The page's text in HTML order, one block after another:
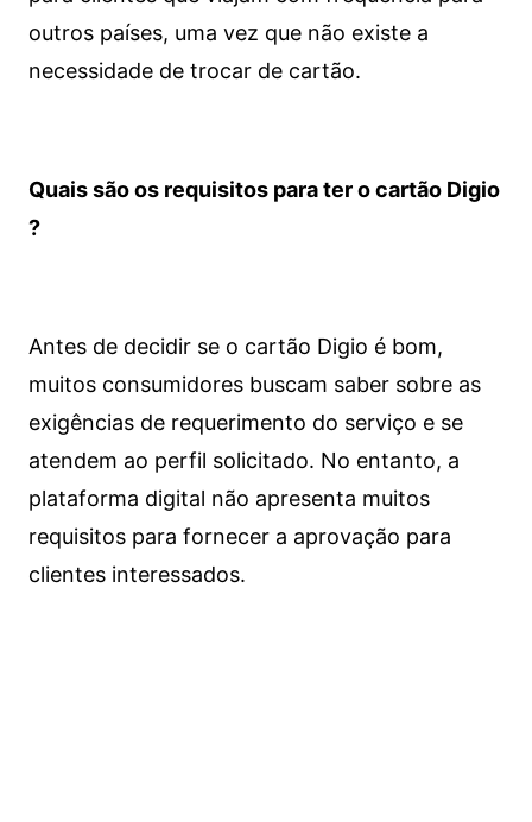
outros países, uma vez que não existe a
necessidade de trocar de cartão.
Quais são os requisitos para ter o cartão Digio
?
Antes de decidir se o cartão Digio é bom,
muitos consumidores buscam saber sobre as
exigências de requerimento do serviço e se
atendem ao perfil solicitado. No entanto, a
plataforma digital não apresenta muitos
requisitos para fornecer a aprovação para
clientes interessados.